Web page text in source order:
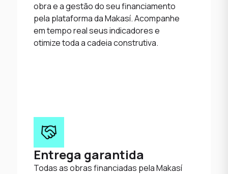
obra e a gestão do seu financiamento
pela plataforma da Makasí. Acompanhe
em tempo real seus indicadores e
otimize toda a cadeia construtiva.
Entrega garantida
Todas as obras financiadas pela Makasí